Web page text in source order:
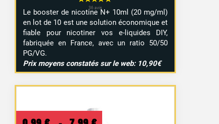
Le booster de nicotine N+ 10ml (20 mg/ml)
en lot de 10 est une solution économique et
fiable pour nicotiner vos e-liquides DIY,
fabriquée en France, avec un ratio 50/50
PG/VG.
Prix moyens constatés sur le web: 10,90€